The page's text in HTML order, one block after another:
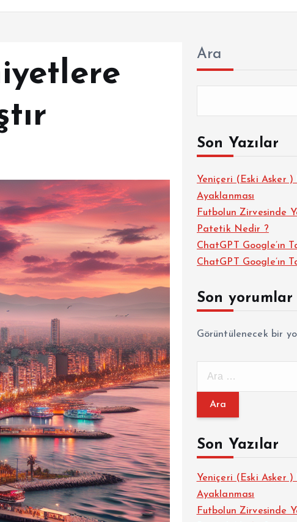
Ara
Son Yazılar
Yeniçeri (Eski Asker
Ayaklanması
Futbolun Zirvesinde
Patetik Nedir ?
ChatGPT Google’ın
ChatGPT Google’ın
Son yorumlar
Görüntülenecek bir
m
:Son Yazılar
Yeniçeri (Eski Asker
Ayaklanması
Futbolun Zirvesinde